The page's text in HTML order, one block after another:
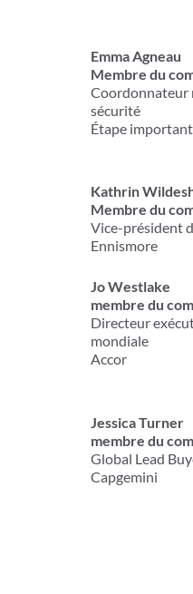
Emma Agneau
Membre du
Coordonnateur
sécurité
Étape
Kathrin
Membre du
Vice-président
Ennismore
Jo Westlake
membre du
Directeur
mondiale
Accor
Jessica Turner
membre du
Global Lead
Capgemini